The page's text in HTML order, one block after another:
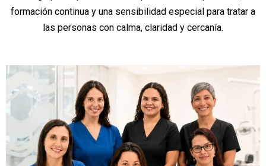
formación continua y una sensibilidad especial para tratar a
las personas con calma, claridad y cercanía.